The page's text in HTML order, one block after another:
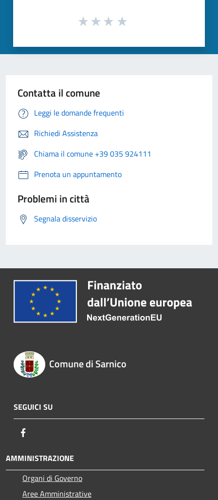
Contatta il comune
Leggi le domande frequenti
Richiedi Assistenza
Chiama il comune +39 035 924111
Prenota un appuntamento
Problemi in città
Segnala disservizio
Comune di Sarnico
SEGUICI SU
AMMINISTRAZIONE
Organi di Governo
Aree Amministrative